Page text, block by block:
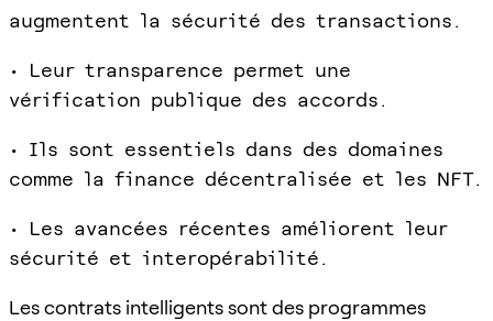
augmentent la sécurité des transactions.
• Leur transparence permet une
vérification publique des accords.
• Ils sont essentiels dans des domaines
comme la finance décentralisée et les NFT.
• Les avancées récentes améliorent leur
sécurité et interopérabilité.
Les contrats intelligents sont des programmes